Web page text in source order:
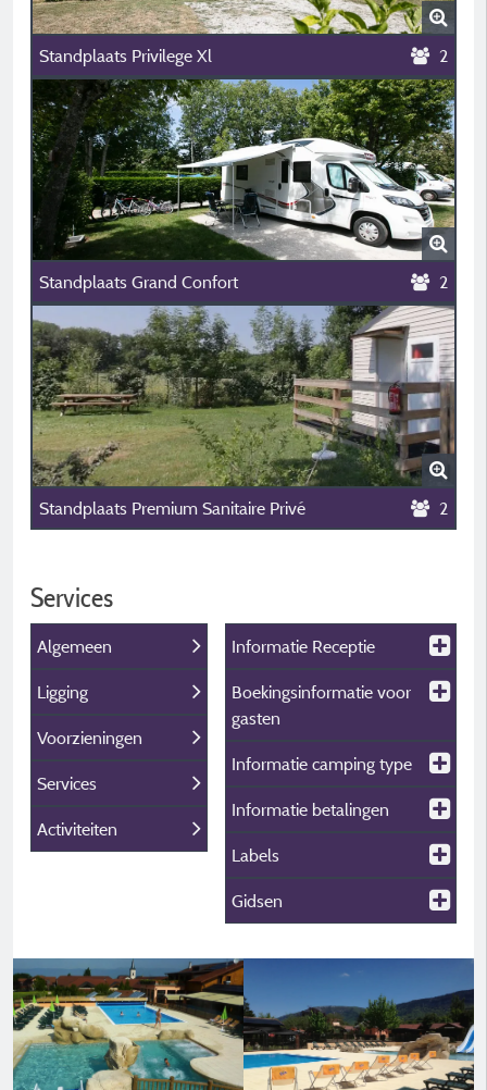
Standplaats Privilege Xl 2
Standplaats Grand Confort 2
Standplaats Premium Sanitaire Privé 2
Services
Algemeen
Ligging
Voorzieningen
Services
Activiteiten
Informatie Receptie
Boekingsinformatie voor
gasten
Informatie camping type
Informatie betalingen
Labels
Gidsen